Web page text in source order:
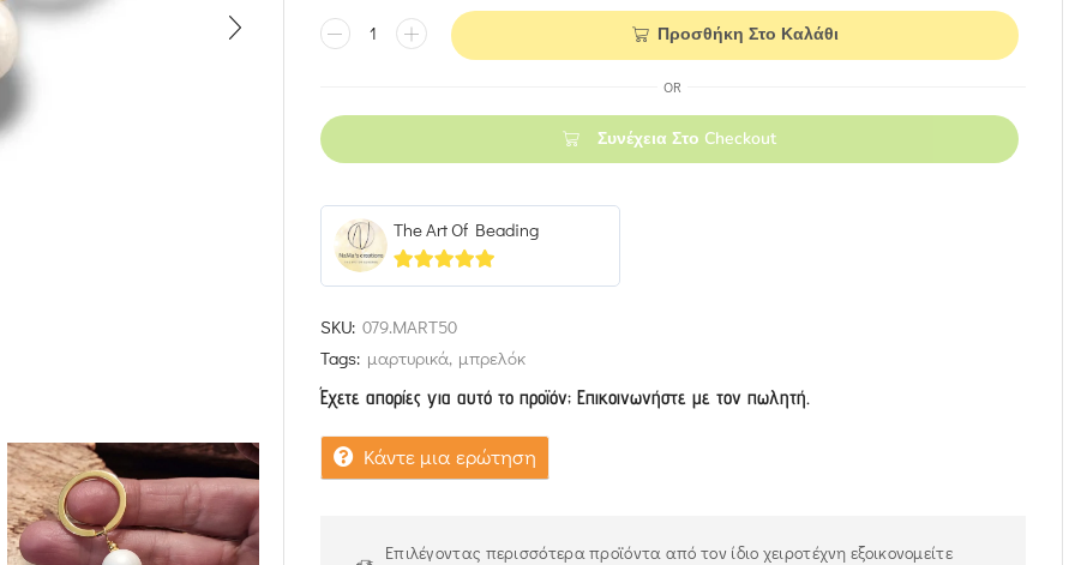
Προσθήκη Στο Καλάθι
OR
Συνέχεια Στο Checkout
The Art Of Beading
4.93out of 5
SKU: 079.MART50
Tags: μαρτυρικά, μπρελόκ
Έχετε απορίες για αυτό το προϊόν; Επικοινωνήστε με τον πωλητή.
Κάντε μια ερώτηση
Επιλέγοντας περισσότερα προϊόντα από τον ίδιο χειροτέχνη εξοικονομείτε